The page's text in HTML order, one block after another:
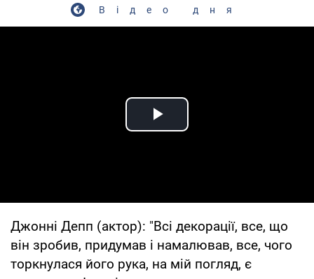
Відео дня
Play Video
Джонні Депп (актор): "Всі декорації, все, що
він зробив, придумав і намалював, все, чого
торкнулася його рука, на мій погляд, є